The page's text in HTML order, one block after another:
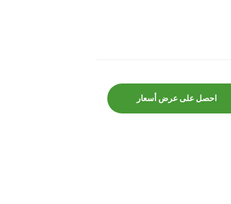
احصل على عرض أسعار